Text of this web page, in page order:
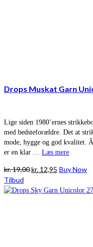
Drops Muskat Garn
Lige siden 1980’ernes
med bedsteforældre. Det at
mode, hygge og god kvalitet.
er en klar … Læs mere
kr.19,00Den
pris
kr. 12,95 Den
pris
Buy Now
Tilbud